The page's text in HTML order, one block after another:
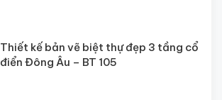
Thiết kế bản vẽ biệt thự đẹp 3 tầng cổ
điển Đông Âu – BT 105